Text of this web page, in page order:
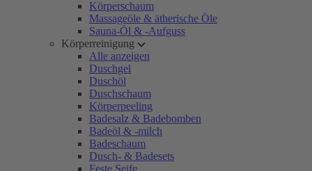
Körperschaum
Massageöle & ätherische Öle
Sauna-Öl & -Aufguss
Körperreinigung
Alle anzeigen
Duschgel
Duschöl
Duschschaum
Körperpeeling
Badesalz & Badebomben
Badeöl & -milch
Badeschaum
Dusch- & Badesets
Feste Seife